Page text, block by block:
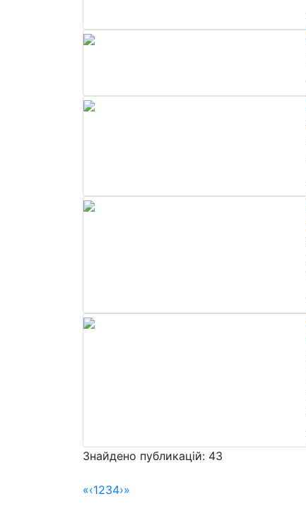
Знайдено публикацій: 43
«‹1234›»